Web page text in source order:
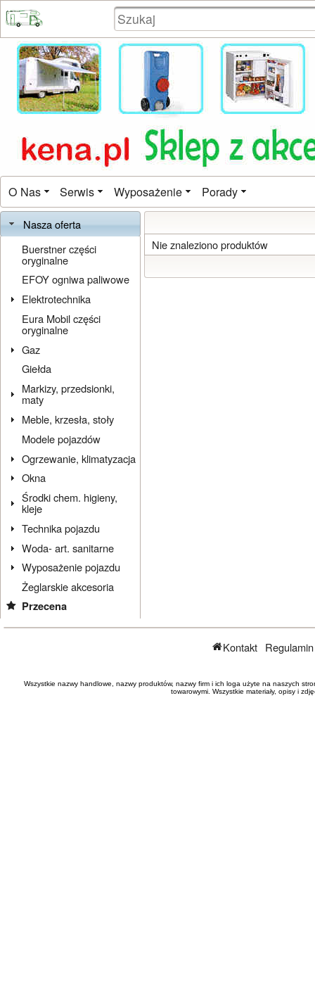
O Nas Serwis Wyposażenie Porady
Nasza oferta
Buerstner części
oryginalne
EFOY ogniwa paliwowe
Elektrotechnika
Eura Mobil części
oryginalne
Gaz
Giełda
Markizy, przedsionki,
maty
Meble, krzesła, stoły
Modele pojazdów
Ogrzewanie, klimatyzacja
Okna
Środki chem. higieny,
kleje
Technika pojazdu
Woda- art. sanitarne
Wyposażenie pojazdu
Żeglarskie akcesoria
Przecena
Nie znaleziono produktów
Kontakt
Wszystkie nazwy handlowe, nazwy produktów, nazwy firm i ich loga użyte na naszych
towarowymi. Wszystkie materiały, opisy i